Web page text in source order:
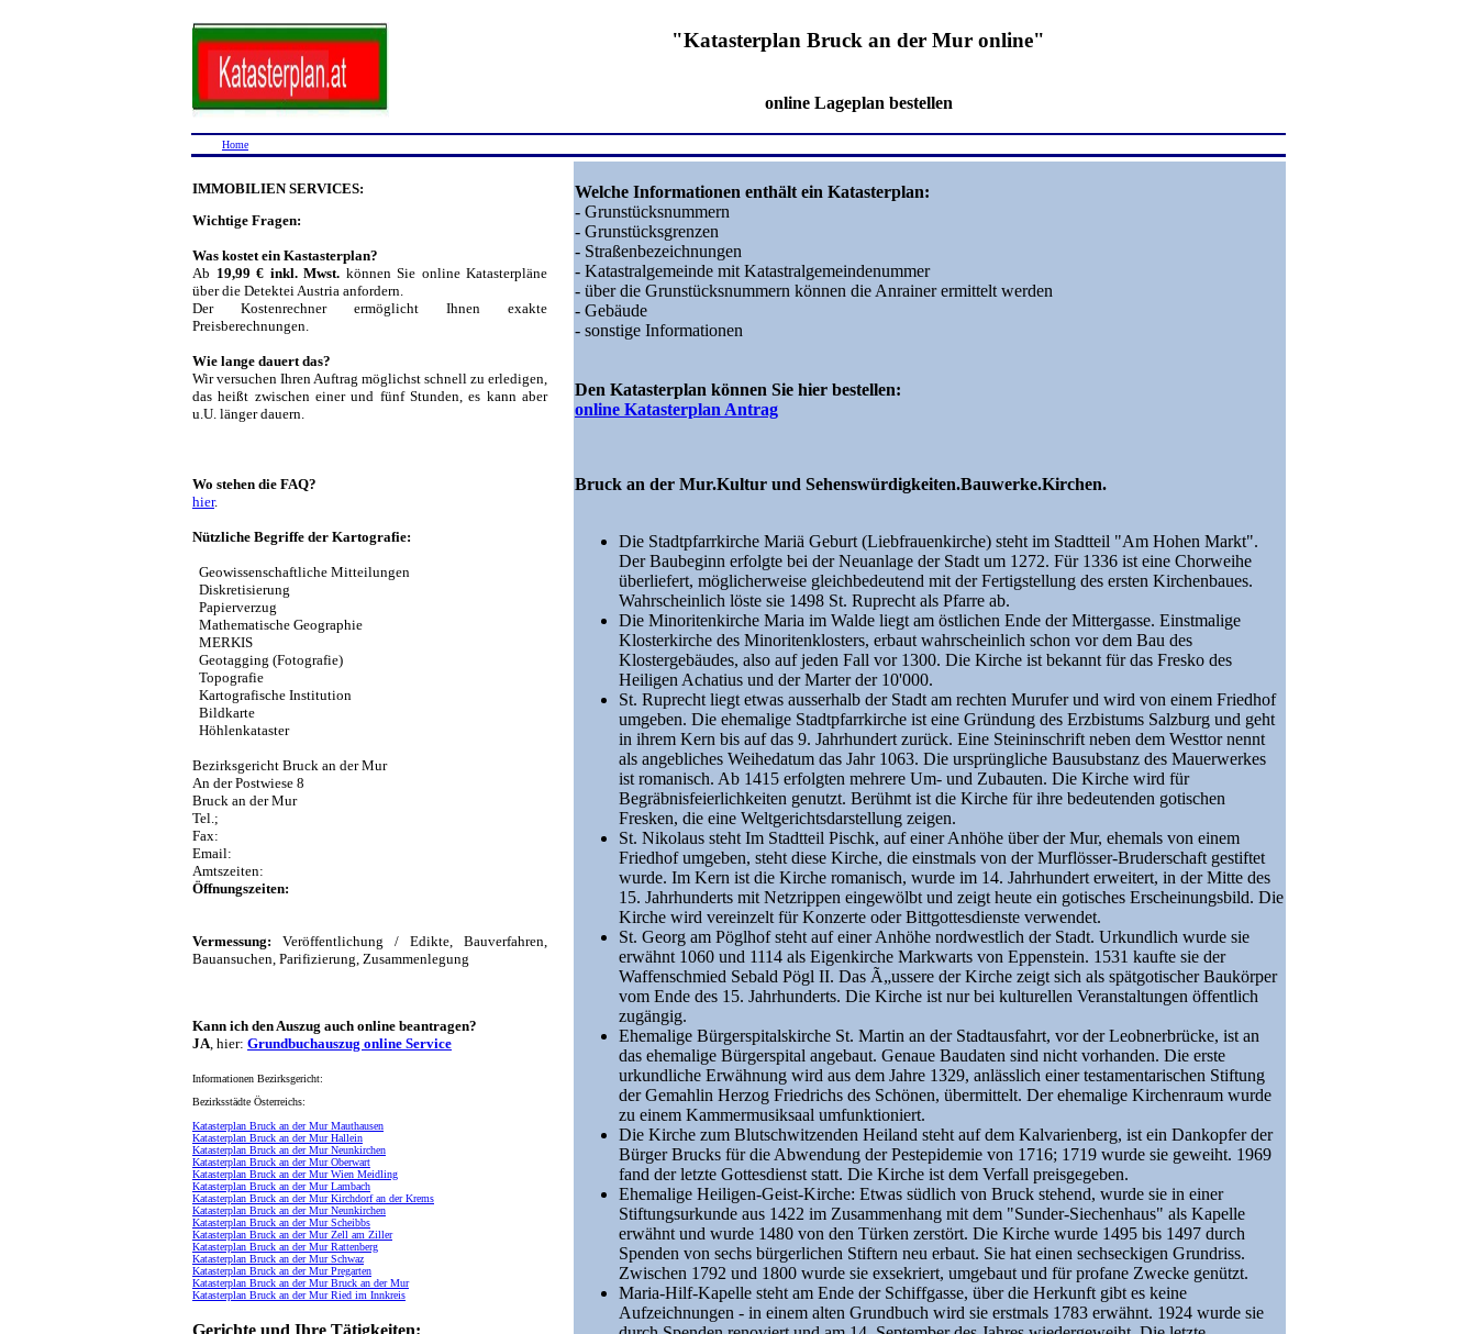
"Katasterplan Bruck an der Mur online"
online Lageplan bestellen
Home
IMMOBILIEN SERVICES:
Wichtige Fragen:
Was kostet ein Kastasterplan?
Ab 19,99 € inkl. Mwst. können Sie online Katasterpläne
über die Detektei Austria anfordern.
Der Kostenrechner ermöglicht Ihnen exakte
Preisberechnungen.
Wie lange dauert das?
Wir versuchen Ihren Auftrag möglichst schnell zu erledigen,
das heißt zwischen einer und fünf Stunden, es kann aber
u.U. länger dauern.
Wo stehen die FAQ?
hier.
Nützliche Begriffe der Kartografie:
Geowissenschaftliche Mitteilungen
Diskretisierung
Papierverzug
Mathematische Geographie
MERKIS
Geotagging (Fotografie)
Topografie
Kartografische Institution
Bildkarte
Höhlenkataster
Bezirksgericht Bruck an der Mur
An der Postwiese 8
Bruck an der Mur
Tel.;
Fax:
Email:
Amtszeiten:
Öffnungszeiten:
Vermessung: Veröffentlichung / Edikte, Bauverfahren,
Bauansuchen, Parifizierung, Zusammenlegung
Kann ich den Auszug auch online beantragen?
JA, hier: Grundbuchauszug online Service
Informationen Bezirksgericht:
Bezirksstädte Österreichs:
Katasterplan Bruck an der Mur Mauthausen
Katasterplan Bruck an der Mur Hallein
Katasterplan Bruck an der Mur Neunkirchen
Katasterplan Bruck an der Mur Oberwart
Katasterplan Bruck an der Mur Wien Meidling
Katasterplan Bruck an der Mur Lambach
Katasterplan Bruck an der Mur Kirchdorf an der Krems
Katasterplan Bruck an der Mur Neunkirchen
Katasterplan Bruck an der Mur Scheibbs
Katasterplan Bruck an der Mur Zell am Ziller
Katasterplan Bruck an der Mur Rattenberg
Katasterplan Bruck an der Mur Schwaz
Katasterplan Bruck an der Mur Pregarten
Katasterplan Bruck an der Mur Bruck an der Mur
Katasterplan Bruck an der Mur Ried im Innkreis
Gerichte und Ihre Tätigkeiten:
Welche Informationen enthält ein Katasterplan:
- Grunstücksnummern
- Grunstücksgrenzen
- Straßenbezeichnungen
- Katastralgemeinde mit Katastralgemeindenummer
- über die Grunstücksnummern können die Anrainer ermittelt werden
- Gebäude
- sonstige Informationen
Den Katasterplan können Sie hier bestellen:
online Katasterplan Antrag
Bruck an der Mur.Kultur und Sehenswürdigkeiten.Bauwerke.Kirchen.
Die Stadtpfarrkirche Mariä Geburt (Liebfrauenkirche) steht im Stadtteil "Am Hohen Markt".
Der Baubeginn erfolgte bei der Neuanlage der Stadt um 1272. Für 1336 ist eine Chorweihe
überliefert, möglicherweise gleichbedeutend mit der Fertigstellung des ersten Kirchenbaues.
Wahrscheinlich löste sie 1498 St. Ruprecht als Pfarre ab.
Die Minoritenkirche Maria im Walde liegt am östlichen Ende der Mittergasse. Einstmalige
Klosterkirche des Minoritenklosters, erbaut wahrscheinlich schon vor dem Bau des
Klostergebäudes, also auf jeden Fall vor 1300. Die Kirche ist bekannt für das Fresko des
Heiligen Achatius und der Marter der 10'000.
St. Ruprecht liegt etwas ausserhalb der Stadt am rechten Murufer und wird von einem Friedhof
umgeben. Die ehemalige Stadtpfarrkirche ist eine Gründung des Erzbistums Salzburg und geht
in ihrem Kern bis auf das 9. Jahrhundert zurück. Eine Steininschrift neben dem Westtor nennt
als angebliches Weihedatum das Jahr 1063. Die ursprüngliche Bausubstanz des Mauerwerkes
ist romanisch. Ab 1415 erfolgten mehrere Um- und Zubauten. Die Kirche wird für
Begräbnisfeierlichkeiten genutzt. Berühmt ist die Kirche für ihre bedeutenden gotischen
Fresken, die eine Weltgerichtsdarstellung zeigen.
St. Nikolaus steht Im Stadtteil Pischk, auf einer Anhöhe über der Mur, ehemals von einem
Friedhof umgeben, steht diese Kirche, die einstmals von der Murflösser-Bruderschaft gestiftet
wurde. Im Kern ist die Kirche romanisch, wurde im 14. Jahrhundert erweitert, in der Mitte des
15. Jahrhunderts mit Netzrippen eingewölbt und zeigt heute ein gotisches Erscheinungsbild. Die
Kirche wird vereinzelt für Konzerte oder Bittgottesdienste verwendet.
St. Georg am Pöglhof steht auf einer Anhöhe nordwestlich der Stadt. Urkundlich wurde sie
erwähnt 1060 und 1114 als Eigenkirche Markwarts von Eppenstein. 1531 kaufte sie der
Waffenschmied Sebald Pögl II. Das Ã„ussere der Kirche zeigt sich als spätgotischer Baukörper
vom Ende des 15. Jahrhunderts. Die Kirche ist nur bei kulturellen Veranstaltungen öffentlich
zugängig.
Ehemalige Bürgerspitalskirche St. Martin an der Stadtausfahrt, vor der Leobnerbrücke, ist an
das ehemalige Bürgerspital angebaut. Genaue Baudaten sind nicht vorhanden. Die erste
urkundliche Erwähnung wird aus dem Jahre 1329, anlässlich einer testamentarischen Stiftung
der Gemahlin Herzog Friedrichs des Schönen, übermittelt. Der ehemalige Kirchenraum wurde
zu einem Kammermusiksaal umfunktioniert.
Die Kirche zum Blutschwitzenden Heiland steht auf dem Kalvarienberg, ist ein Dankopfer der
Bürger Brucks für die Abwendung der Pestepidemie von 1716; 1719 wurde sie geweiht. 1969
fand der letzte Gottesdienst statt. Die Kirche ist dem Verfall preisgegeben.
Ehemalige Heiligen-Geist-Kirche: Etwas südlich von Bruck stehend, wurde sie in einer
Stiftungsurkunde aus 1422 im Zusammenhang mit dem "Sunder-Siechenhaus" als Kapelle
erwähnt und wurde 1480 von den Türken zerstört. Die Kirche wurde 1495 bis 1497 durch
Spenden von sechs bürgerlichen Stiftern neu erbaut. Sie hat einen sechseckigen Grundriss.
Zwischen 1792 und 1800 wurde sie exsekriert, umgebaut und für profane Zwecke genützt.
Maria-Hilf-Kapelle steht am Ende der Schiffgasse, über die Herkunft gibt es keine
Aufzeichnungen - in einem alten Grundbuch wird sie erstmals 1783 erwähnt. 1924 wurde sie